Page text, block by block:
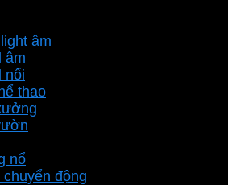
âm
âm
nổi
thao
nổ
chuyển động